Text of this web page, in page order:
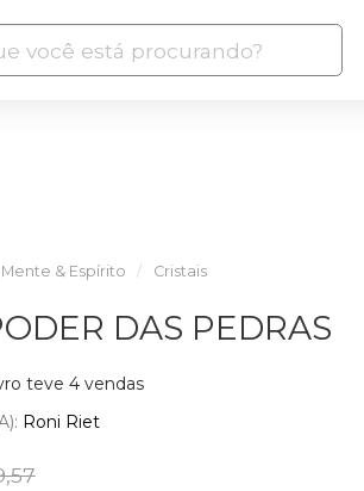
& Espírito Cristais
DAS PEDRAS
teve 4 vendas
Roni Riet